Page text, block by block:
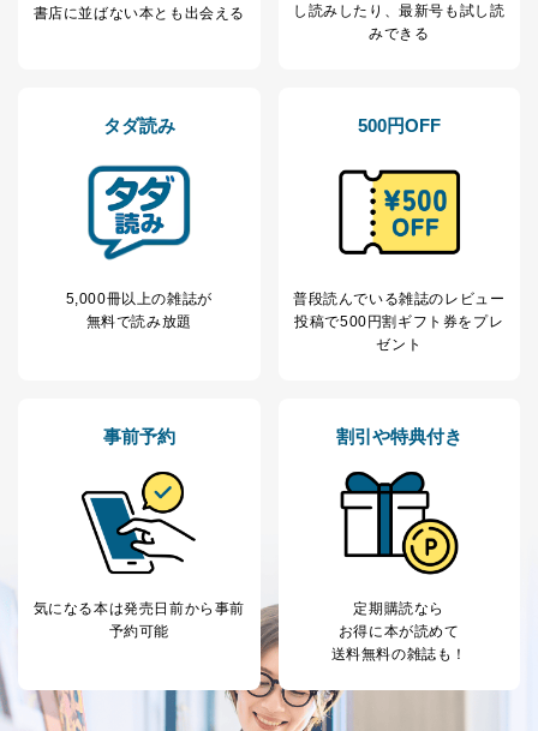
書店に並ばない本とも出会える
し読み したり、最新号も試し読
みできる
タダ読み
5,000冊以上の雑誌が
無料で読み放題
500円OFF
普段読んでいる雑誌のレビュー
投稿で500円割ギフト券をプレ
ゼント
事前予約
気になる本は発売日前から事前
予約可能
割引や特典付き
定期購読なら
お得に本が読めて
送料無料の雑誌も！